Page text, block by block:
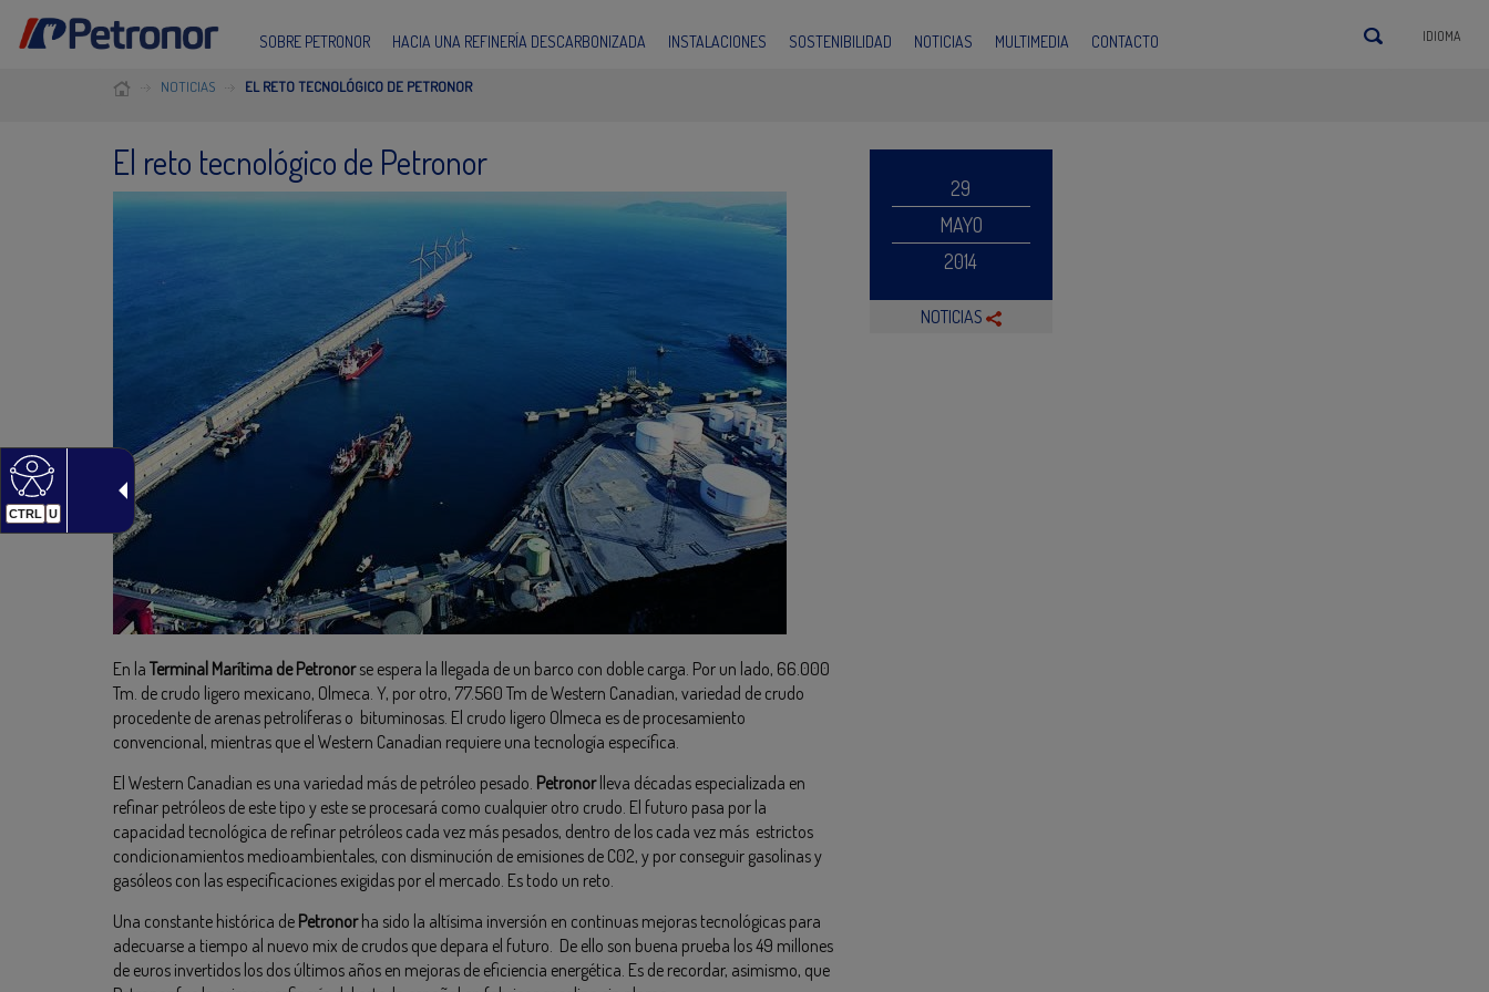
CTRL U
SOBRE PETRONOR HACIA UNA REFINERÍA DESCARBONIZADA INSTALACIONES SOSTENIBILIDAD NOTICIAS MULTIMEDIA CONTACTO IDIOMA
NOTICIAS EL RETO TECNOLÓGICO DE PETRONOR
El reto tecnológico de Petronor
En la Terminal Marítima de Petronorse espera la llegada de un barco con doble carga. Por un lado, 66.000
Tm. de crudo ligero mexicano, Olmeca. Y, por otro, 77.560 Tm de Western Canadian, variedad de crudo
procedente de arenas petrolíferas o bituminosas. El crudo ligero Olmeca es de procesamiento
convencional, mientras que el Western Canadian requiere una tecnología específica.
El Western Canadian es una variedad más de petróleo pesado. Petronorlleva décadas especializada en
refinar petróleos de este tipo y este se procesará como cualquier otro crudo. El futuro pasa por la
capacidad tecnológica de refinar petróleos cada vez más pesados, dentro de los cada vez más estrictos
condicionamientos medioambientales, con disminución de emisiones de C02, y por conseguir gasolinas y
gasóleos con las especificaciones exigidas por el mercado. Es todo un reto.
Una constante histórica de Petronorha sido la altísima inversión en continuas mejoras tecnológicas para
adecuarse a tiempo al nuevo mix de crudos que depara el futuro. De ello son buena prueba los 49 millones
de euros invertidos los dos últimos años en mejoras de eficiencia energética. Es de recordar, asimismo, que
29
MAYO
2014
NOTICIAS